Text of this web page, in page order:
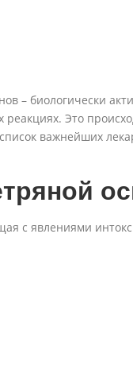
– биологически
Это
важнейших
с явлениями